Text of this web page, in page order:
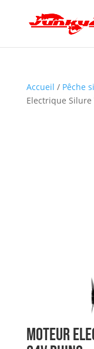
Accueil / Pêche
Electrique Silure
Moteur